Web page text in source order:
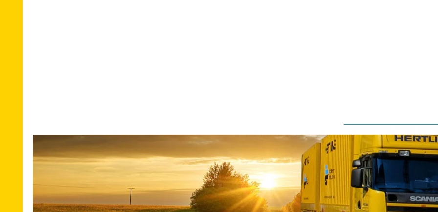
Umzug
national
Umzug
international
Mitarbeiterumzug
Büroumzug
Umzugsplanung und
Umzugsmanagement
Leitbild
Verbände
und
Partner